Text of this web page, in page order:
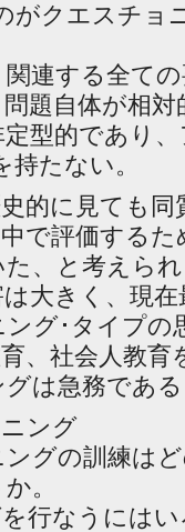
がクエスチョ
連する全て
題自体が相
型的であり
たない。
的に見ても
で評価する
、と考えら
大きく、現
グ･タイプの
、社会人教育
は急務であ
ング
グの訓練は
。
行なうには